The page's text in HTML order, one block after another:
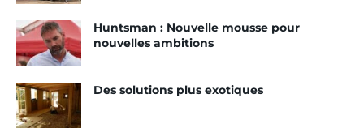
Huntsman : Nouvelle mousse pour
nouvelles ambitions
Des solutions plus exotiques